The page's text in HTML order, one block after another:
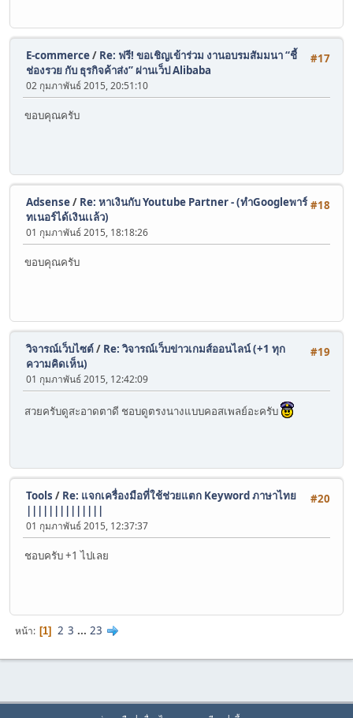
#17
E-commerce/ Re: ฟรี! ขอเชิญเข้าร่วม งานอบรมสัมมนา “ชี้
ช่องรวย กับ ธุรกิจค้าส่ง” ผ่านเว็ป Alibaba
02 กุมภาพันธ์ 2015, 20:51:10
ขอบคุณครับ
#18
Adsense/ Re: หาเงินกับ Youtube Partner - (ทำGoogleพาร์
ทเนอร์ได้เงินเเล้ว)
01 กุมภาพันธ์ 2015, 18:18:26
ขอบคุณครับ
#19
วิจารณ์เว็บไซต์/ Re: วิจารณ์เว็บข่าวเกมส์ออนไลน์ (+1 ทุก
ความคิดเห็น)
01 กุมภาพันธ์ 2015, 12:42:09
สวยครับดูสะอาดตาดี ชอบดูตรงนางแบบคอสเพลย์อะครับ
#20
Tools / Re: แจกเครื่องมือที่ใช้ช่วยแตก Keyword ภาษาไทย
||||||||||||||
01 กุมภาพันธ์ 2015, 12:37:37
ชอบครับ +1 ไปเลย
หน้า 1 2 3 ... 23